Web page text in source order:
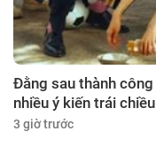
Đằng sau thành
nhiều ý kiến trái chiều
3 giờ trước